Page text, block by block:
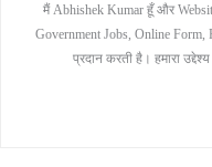
मैं Abhishek Kumar हूँ और
Government Jobs, Online Form,
प्रदान करती है। हमारा